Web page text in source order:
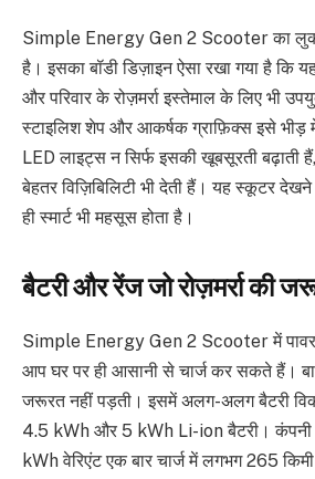
Simple Energy Gen 2 Scooter का लुक
है। इसका बॉडी डिज़ाइन ऐसा रखा गया है कि
और परिवार के रोज़मर्रा इस्तेमाल के लिए भी
स्टाइलिश शेप और आकर्षक ग्राफ़िक्स इसे भीड़
LED लाइट्स न सिर्फ इसकी खूबसूरती बढ़ाती
बेहतर विज़िबिलिटी भी देती हैं। यह स्कूटर
ही स्मार्ट भी महसूस होता है।
बैटरी और रेंज जो रोज़मर्रा की
Simple Energy Gen 2 Scooter में
आप घर पर ही आसानी से चार्ज कर सकते हैं।
जरूरत नहीं पड़ती। इसमें अलग-अलग बैटरी
4.5 kWh और 5 kWh Li-ion बैटरी। कंपनी
kWh वेरिएंट एक बार चार्ज में लगभग 265